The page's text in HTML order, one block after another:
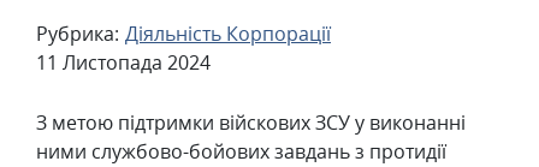
Рубрика: Діяльність Корпорації
11 Листопада 2024
З метою підтримки війскових ЗСУ у виконанні
ними службово-бойових завдань з протидії